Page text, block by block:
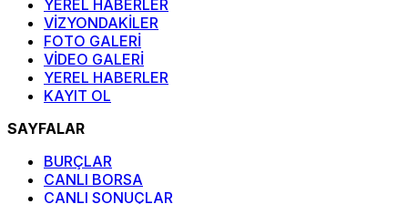
YEREL HABERLER
VİZYONDAKİLER
FOTO GALERİ
VİDEO GALERİ
YEREL HABERLER
KAYIT OL
SAYFALAR
BURÇLAR
CANLI BORSA
CANLI SONUÇLAR